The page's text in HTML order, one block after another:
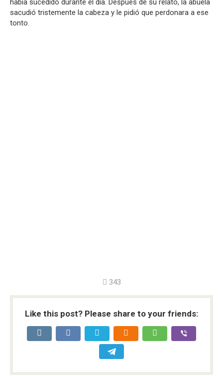
había sucedido durante el día. Después de su relato, la abuela
sacudió tristemente la cabeza y le pidió que perdonara a ese
tonto.
343
Like this post? Please share to your friends: